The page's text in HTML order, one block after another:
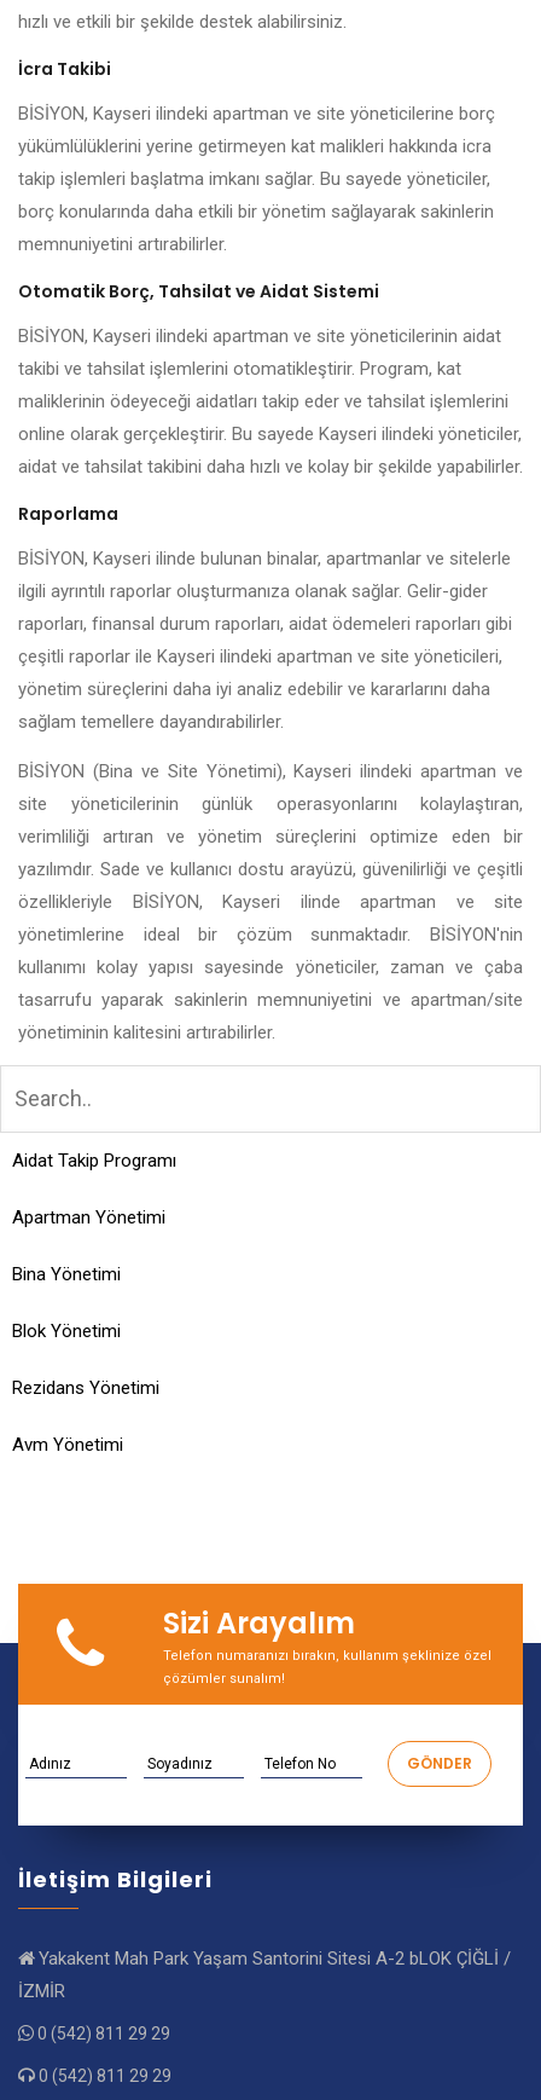
hızlı ve etkili bir şekilde destek alabilirsiniz.
İcra Takibi
BİSİYON, Kayseri ilindeki apartman ve site yöneticilerine borç
yükümlülüklerini yerine getirmeyen kat malikleri hakkında icra
takip işlemleri başlatma imkanı sağlar. Bu sayede yöneticiler,
borç konularında daha etkili bir yönetim sağlayarak sakinlerin
memnuniyetini artırabilirler.
Otomatik Borç, Tahsilat ve Aidat Sistemi
BİSİYON, Kayseri ilindeki apartman ve site yöneticilerinin aidat
takibi ve tahsilat işlemlerini otomatikleştirir. Program, kat
maliklerinin ödeyeceği aidatları takip eder ve tahsilat işlemlerini
online olarak gerçekleştirir. Bu sayede Kayseri ilindeki yöneticiler,
aidat ve tahsilat takibini daha hızlı ve kolay bir şekilde yapabilirler.
Raporlama
BİSİYON, Kayseri ilinde bulunan binalar, apartmanlar ve sitelerle
ilgili ayrıntılı raporlar oluşturmanıza olanak sağlar. Gelir-gider
raporları, finansal durum raporları, aidat ödemeleri raporları gibi
çeşitli raporlar ile Kayseri ilindeki apartman ve site yöneticileri,
yönetim süreçlerini daha iyi analiz edebilir ve kararlarını daha
sağlam temellere dayandırabilirler.
BİSİYON (Bina ve Site Yönetimi), Kayseri ilindeki apartman ve
site yöneticilerinin günlük operasyonlarını kolaylaştıran,
verimliliği artıran ve yönetim süreçlerini optimize eden bir
yazılımdır. Sade ve kullanıcı dostu arayüzü, güvenilirliği ve çeşitli
özellikleriyle BİSİYON, Kayseri ilinde apartman ve site
yönetimlerine ideal bir çözüm sunmaktadır. BİSİYON'nin
kullanımı kolay yapısı sayesinde yöneticiler, zaman ve çaba
tasarrufu yaparak sakinlerin memnuniyetini ve apartman/site
yönetiminin kalitesini artırabilirler.
Aidat Takip Programı
Apartman Yönetimi
Bina Yönetimi
Blok Yönetimi
Rezidans Yönetimi
Avm Yönetimi
Sizi Arayalım
Telefon numaranızı bırakın, kullanım şeklinize özel
çözümler sunalım!
İletişim Bilgileri
Yakakent Mah Park Yaşam Santorini Sitesi A-2 bLOK ÇİĞLİ /
İZMİR
0 (542) 811 29 29
0 (542) 811 29 29